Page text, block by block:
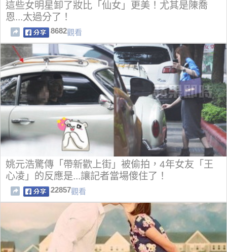
這些女明星卸了妝比「仙女」更美！尤其是陳喬
恩...太過分了！
8682觀看
姚元浩驚傳「帶新歡上街」被偷拍，4年女友「王
心凌」的反應是...讓記者當場傻住了！
22857觀看